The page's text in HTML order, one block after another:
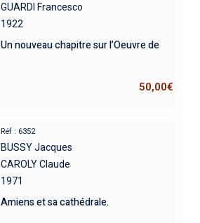
GUARDI Francesco
1922
Un nouveau chapitre sur l’Oeuvre de
50,00€
Réf : 6352
BUSSY Jacques
CAROLY Claude
1971
Amiens et sa cathédrale.